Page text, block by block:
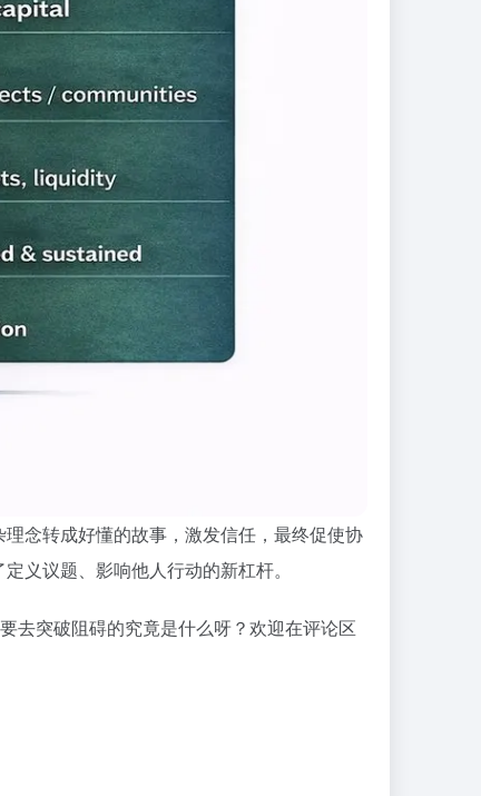
念转成好懂的故事，激发信任，最终促使协
义议题、影响他人行动的新杠杆。
去突破阻碍的究竟是什么呀？欢迎在评论区